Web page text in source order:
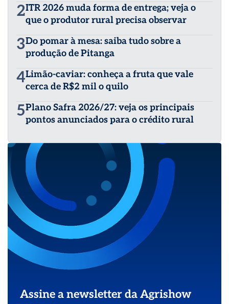
2ITR 2026 muda forma de entrega; veja o
que o produtor rural precisa observar
3Do pomar à mesa: saiba tudo sobre a
produção de Pitanga
4Limão-caviar: conheça a fruta que vale
cerca de R$2 mil o quilo
5Plano Safra 2026/27: veja os principais
pontos anunciados para o crédito rural
Assine a newsletter da Agrishow